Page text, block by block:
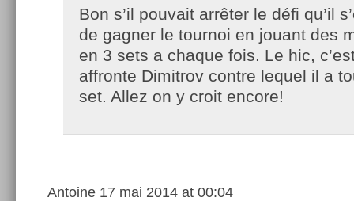
Bon s’il pouvait arrêter le défi qu’il
de gagner le tournoi en jouant des
en 3 sets a chaque fois. Le hic,
affronte Dimitrov contre lequel il a
set. Allez on y croit encore!
Antoine 17 mai 2014 at 00:04